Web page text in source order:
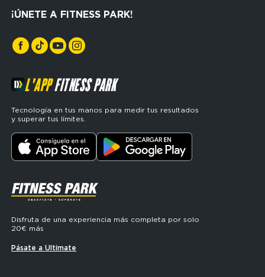
Musculación
¡ÚNETE A FITNESS PARK!
L'APPFITNESS PARK
Tecnología en tus manos para medir tus resultados
y superar tus límites.
SVG
Disfruta de una experiencia más completa por solo
20€ más
Pásate a Ultimate